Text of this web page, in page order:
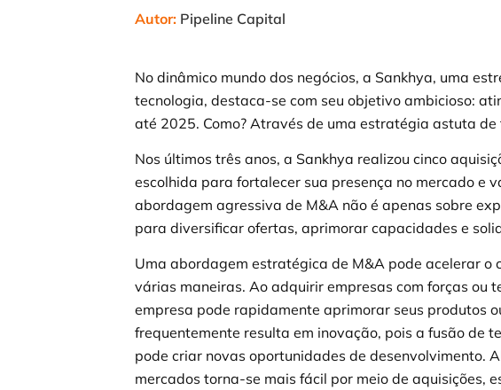
Autor: Pipeline Capital
No dinâmico mundo dos negócios, a Sankhya, uma
tecnologia, destaca-se com seu objetivo ambicioso:
até 2025. Como? Através de uma estratégia astuta de
Nos últimos três anos, a Sankhya realizou cinco
escolhida para fortalecer sua presença no mercado e
abordagem agressiva de M&A não é apenas sobre
para diversificar ofertas, aprimorar capacidades e
Uma abordagem estratégica de M&A pode acelerar o
várias maneiras. Ao adquirir empresas com forças ou
empresa pode rapidamente aprimorar seus produtos
frequentemente resulta em inovação, pois a fusão de
pode criar novas oportunidades de desenvolvimento.
mercados torna-se mais fácil por meio de aquisições,